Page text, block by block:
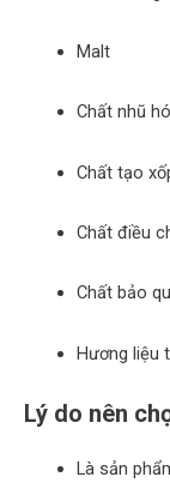
Malt
Chất nhũ
Chất tạo
Chất điều
Chất bảo
Hương liệu
Lý do nên
Là sản